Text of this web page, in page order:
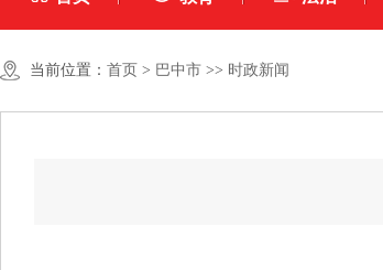
当前位置： 首页 > 巴中市 >> 时政新闻